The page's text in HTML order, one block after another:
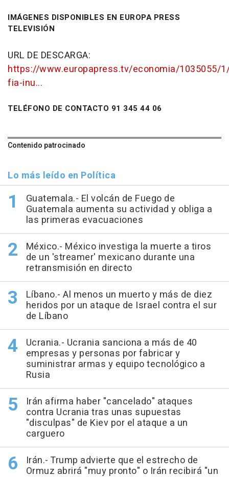
IMÁGENES DISPONIBLES EN EUROPA PRESS
TELEVISIÓN
URL DE DESCARGA:
https://www.europapress.tv/economia/1035055/
fia-inu...
TELÉFONO DE CONTACTO 91 345 44 06
Contenido patrocinado
Lo más leído en Política
Guatemala.- El volcán de Fuego de
Guatemala aumenta su actividad y obliga a
las primeras evacuaciones
México.- México investiga la muerte a tiros
de un 'streamer' mexicano durante una
retransmisión en directo
Líbano.- Al menos un muerto y más de diez
heridos por un ataque de Israel contra el sur
de Líbano
Ucrania.- Ucrania sanciona a más de 40
empresas y personas por fabricar y
suministrar armas y equipo tecnológico a
Rusia
Irán afirma haber "cancelado" ataques
contra Ucrania tras unas supuestas
"disculpas" de Kiev por el ataque a un
carguero
Irán.- Trump advierte que el estrecho de
Ormuz abrirá "muy pronto" o Irán recibirá "un